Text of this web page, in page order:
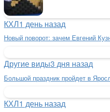
КХЛ1 день назад
Новый поворот: зачем Евгений
Другие виды3 дня назад
Большой праздник пройдет в
КХЛ1 день назад